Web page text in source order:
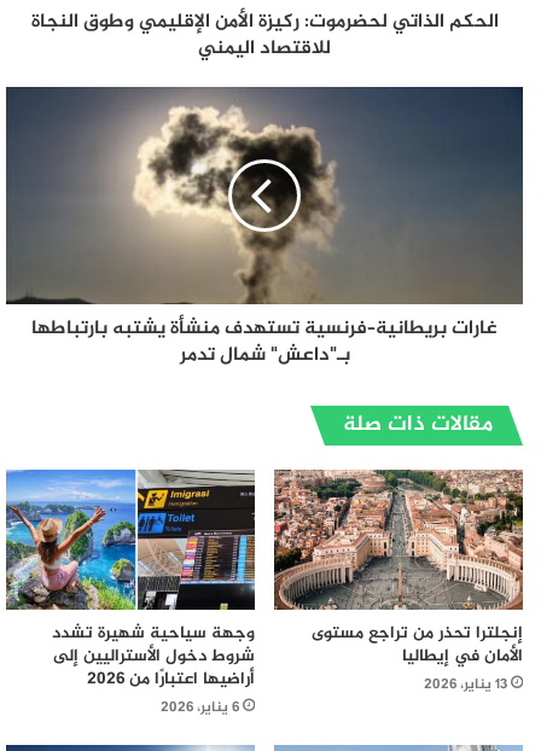
الحكم الذاتي لحضرموت: ركيزة الأمن الإقليمي وطوق النجاة
للاقتصاد اليمني
غارات بريطانية–فرنسية تستهدف منشأة يشتبه بارتباطها
بـ"داعش" شمال تدمر
مقالات ذات صلة
إنجلترا تحذر من تراجع مستوى
الأمان في إيطاليا
13 يناير، 2026
وجهة سياحية شهيرة تشدد
شروط دخول الأستراليين إلى
أراضيها اعتبارًا من 2026
6 يناير، 2026